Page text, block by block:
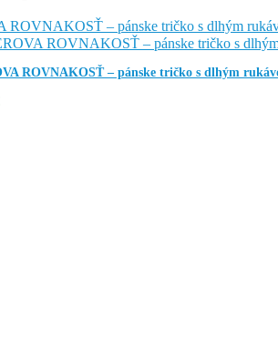
ROVNAKOSŤ – pánske tričko s dlhým